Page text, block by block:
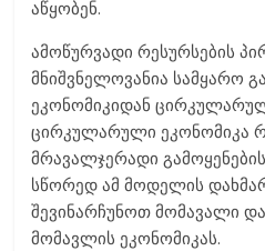
აწყობენ.
ამოწურვადი რესურსების
მნიშვნელოვანია სამყარო
ეკონომიკიდან
ცირკულარული ეკონომიკა
მრავალჯერადი
სწორედ ამ მოდელის
შევინარჩუნოთ მომავალი
მომავლის ეკონომიკას.